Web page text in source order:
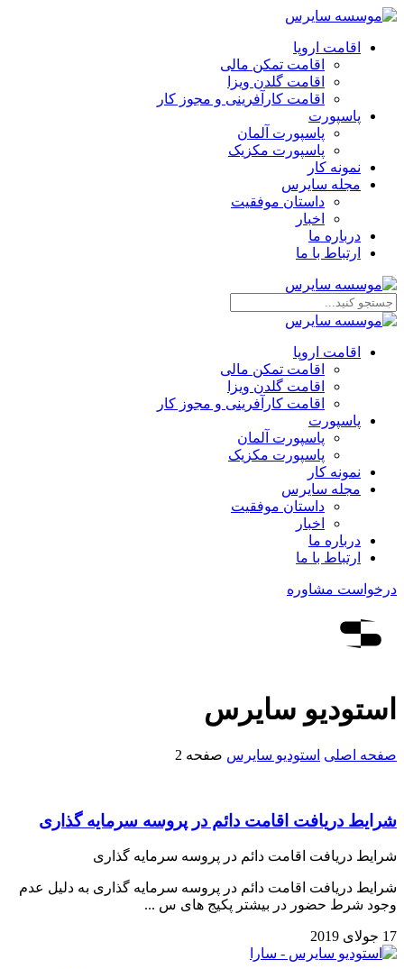
اقامت اروپا
اقامت تمکن مالی
اقامت گلدن ویزا
اقامت کارآفرینی و مجوز کار
پاسپورت
پاسپورت آلمان
پاسپورت مکزیک
نمونه کار
مجله سایرس
داستان موفقیت
اخبار
درباره ما
ارتباط‌ با‌ ما
اقامت اروپا
اقامت تمکن مالی
اقامت گلدن ویزا
اقامت کارآفرینی و مجوز کار
پاسپورت
پاسپورت آلمان
پاسپورت مکزیک
نمونه کار
مجله سایرس
داستان موفقیت
اخبار
درباره ما
ارتباط‌ با‌ ما
درخواست مشاوره
استودیو سایرس
صفحه اصلی استودیو سایرس صفحه 2
شرایط دریافت اقامت دائم در پروسه سرمایه گذاری
شرایط دریافت اقامت دائم در پروسه سرمایه گذاری
شرایط دریافت اقامت دائم در پروسه سرمایه گذاری به دلیل عدم
وجود شرط حضور در بیشتر پکیج های س ...
17 جولای 2019